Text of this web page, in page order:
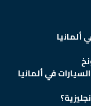
ألمانيا
في ألمانيا